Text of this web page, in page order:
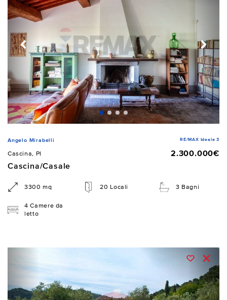
Angelo Mirabelli RE/MAX Ideale 3
Cascina, PI
2.300.000€
Cascina/Casale
3300 mq 20 Locali 3 Bagni
4 Camere da
letto